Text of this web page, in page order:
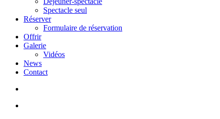
Spectacle seul
Réserver
Formulaire de réservation
Offrir
Galerie
Vidéos
News
Contact